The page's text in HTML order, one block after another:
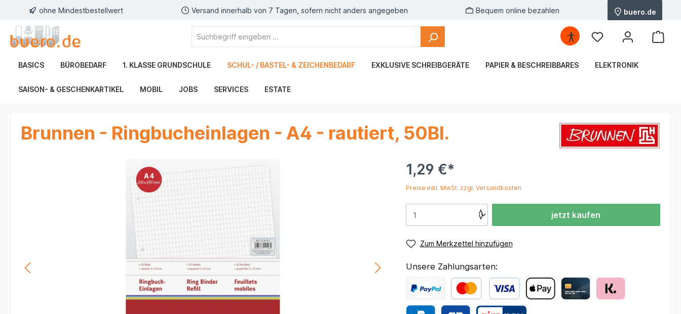
ohne Mindestbestellwert Versand innerhalb von 7 Tagen, sofern nicht anders angegeben Bequem online bezahlen buero.de
BASICS BÜROBEDARF 1. KLASSE GRUNDSCHULE SCHUL- / BASTEL- & ZEICHENBEDARF EXKLUSIVE SCHREIBGERÄTE PAPIER & BESCHREIBBARES ELEKTRONIK
SAISON- & GESCHENKARTIKEL MOBIL JOBS SERVICES ESTATE
Brunnen - Ringbucheinlagen - A4 - rautiert, 50Bl.
1,29 €*
Preise inkl. MwSt. zzgl. Versandkosten
jetzt kaufen
Zum Merkzettel hinzufügen
Unsere Zahlungsarten: